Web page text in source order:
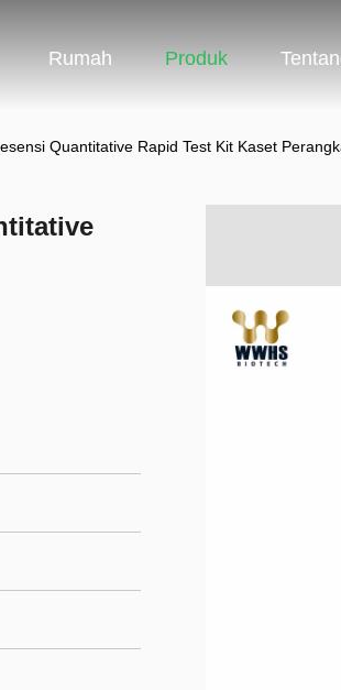
Rumah Produk
Quantitative Rapid Test Kit Kaset